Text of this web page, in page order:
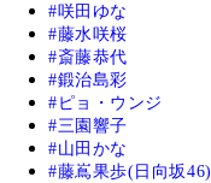
咲田ゆな
藤水咲桜
斎藤恭代
鍛治島彩
ピョ・ウンジ
三園響子
山田かな
藤嶌果歩(日向坂46)